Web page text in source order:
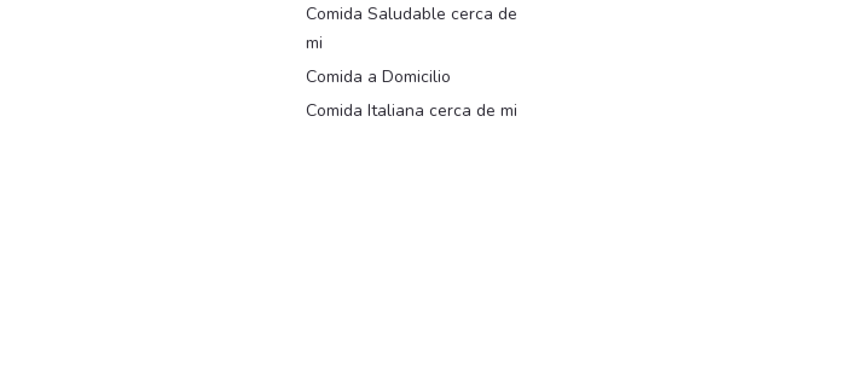
Comida Saludable cerca de
mi
Comida a Domicilio
Comida Italiana cerca de mi